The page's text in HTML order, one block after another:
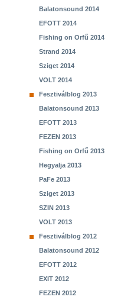
Balatonsound 2014
EFOTT 2014
Fishing on Orfű 2014
Strand 2014
Sziget 2014
VOLT 2014
Fesztiválblog 2013
Balatonsound 2013
EFOTT 2013
FEZEN 2013
Fishing on Orfű 2013
Hegyalja 2013
PaFe 2013
Sziget 2013
SZIN 2013
VOLT 2013
Fesztiválblog 2012
Balatonsound 2012
EFOTT 2012
EXIT 2012
FEZEN 2012